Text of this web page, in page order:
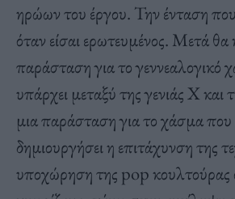
ηρώων του έργου. Την ένταση
όταν είσαι ερωτευμένος. Μετά
παράσταση για το γεννεαλογικό
υπάρχει μεταξύ της γενιάς Χ και
μια παράσταση για το χάσμα που
δημιουργήσει η επιτάχυνση της
υποχώρηση της pop κουλτούρας